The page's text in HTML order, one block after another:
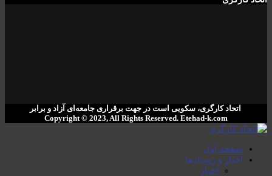
اتحاد کارگری، سکویی است در جهت برقراری جامعەای آزاد و برابر
Copyright © 2023, All Rights Reserved. ‌Etehad-k.com
صفحە اول
اخبار و رویدادها
اخبار